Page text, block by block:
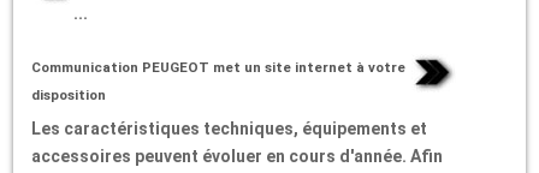
...
Communication PEUGEOT met un site internet à votre
disposition
Les caractéristiques techniques, équipements et
accessoires peuvent évoluer en cours d'année. Afin